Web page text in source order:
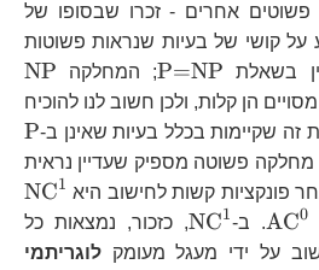
פשוטים אחרים - זכרו שבסופו של
על קושי של בעיות שנראות פשוטות
בשאלת P=NP; המחלקה NP
הן קלות, ולכן חשוב לנו להוכיח
שקיימות בכלל בעיות שאינן ב-P
מחלקה פשוטה מספיק שעדיין נראית
פונקציות קשות לחישוב היא
NC1
AC0 . ב- NC1
, כזכור, נמצאות כל
על ידי מעגל מעומק לוגריתמי